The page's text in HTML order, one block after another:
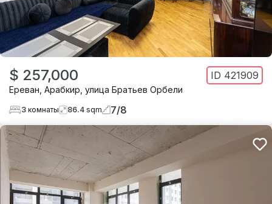
$ 257,000 ID 421909
Ереван Арабкир улица Братьев Орбели
3 комнаты 86.4 sqm 7/8